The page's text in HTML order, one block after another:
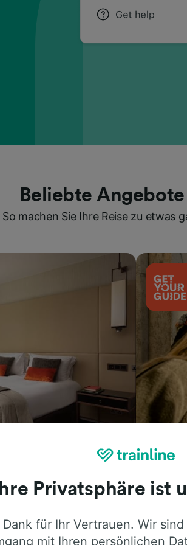
Beliebte
So machen Sie Ihre Reise zu etwas
ehrliche Meinung von
Ihre Privatsphäre ist
für Ihr Vertrauen. Wir
mit Ihren persönlichen